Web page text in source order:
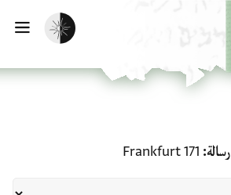
تفعيل الوضع المظلم
رسالة Frankfurt 171